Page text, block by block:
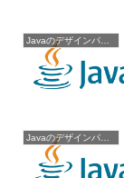
Javaのデザインパターン
Javaのデザインパターン